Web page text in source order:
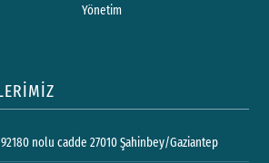
Yönetim
nolu cadde 27010 Şahinbey/Gaziantep